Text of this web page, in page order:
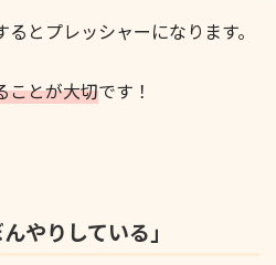
とプレッシャーになります。
ことが大切です！
やりしている」